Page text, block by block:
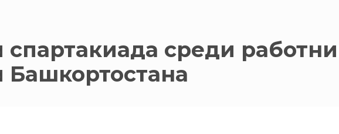
спартакиада среди
Башкортостана